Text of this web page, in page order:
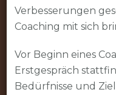
Verbesserungen
Coaching mit sich
Vor Beginn eines
Erstgespräch
Bedürfnisse und